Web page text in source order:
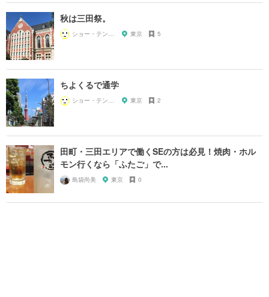
秋は三田祭。
ショー・テンガイ 東京 5
ちよくるで通学
ショー・テンガイ 東京 2
田町・三田エリアで働くSEの方は必見！焼肉・ホル
モン行くなら「ふたご」で...
島袋尚美 東京 0